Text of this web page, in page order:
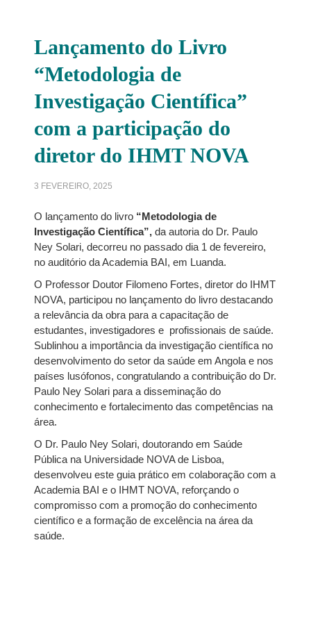
Lançamento do Livro
“Metodologia de
Investigação Científica”
com a participação do
diretor do IHMT NOVA
3 FEVEREIRO, 2025
O lançamento do livro “Metodologia de
Investigação Científica”,da autoria do Dr. Paulo
Ney Solari, decorreu no passado dia 1 de fevereiro,
no auditório da Academia BAI, em Luanda.
O Professor Doutor Filomeno Fortes, diretor do IHMT
NOVA, participou no lançamento do livro destacando
a relevância da obra para a capacitação de
estudantes, investigadores e profissionais de saúde.
Sublinhou a importância da investigação científica no
desenvolvimento do setor da saúde em Angola e nos
países lusófonos, congratulando a contribuição do Dr.
Paulo Ney Solari para a disseminação do
conhecimento e fortalecimento das competências na
área.
O Dr. Paulo Ney Solari, doutorando em Saúde
Pública na Universidade NOVA de Lisboa,
desenvolveu este guia prático em colaboração com a
Academia BAI e o IHMT NOVA, reforçando o
compromisso com a promoção do conhecimento
científico e a formação de excelência na área da
saúde.